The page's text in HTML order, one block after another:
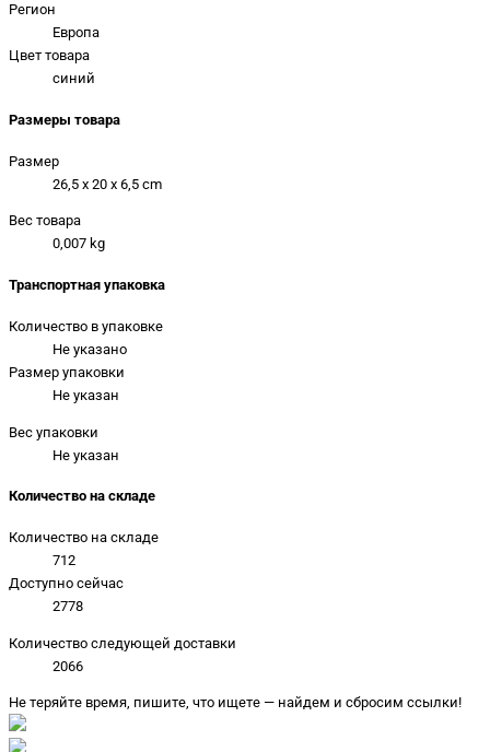
Регион
Европа
Цвет товара
синий
Размеры товара
Размер
26,5 x 20 x 6,5 cm
Вес товара
0,007 kg
Транспортная упаковка
Количество в упаковке
Не указано
Размер упаковки
Не указан
Вес упаковки
Не указан
Количество на складе
Количество на складе
712
Доступно сейчас
2778
Количество следующей доставки
2066
Не теряйте время, пишите, что ищете — найдем и сбросим ссылки!